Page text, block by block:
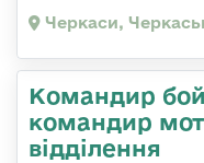
Черкаси,
Командир
командир
відділення